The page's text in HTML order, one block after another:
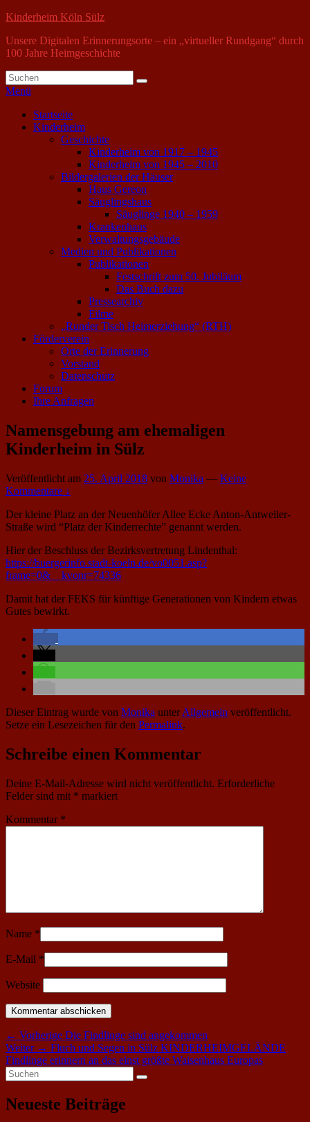
Zum
springen
Kinderheim Köln Sülz
Unsere Digitalen Erinnerungsorte – ein „virtueller Rundgang“ durch
100 Jahre Heimgeschichte
Suche
nach:
Suchen
Menü
Primäres
Menü
Startseite
Kinderheim
Geschichte
Kinderheim von 1917 – 1945
Kinderheim von 1945 – 2010
Bildergalerien der Häuser
Haus Gereon
Säuglingshaus
Säuglinge 1940 – 1959
Krankenhaus
Verwaltungsgebäude
Medien und Publikationen
Publikationen
Festschrift zum 50. Jubiläum
Das Buch dazu
Pressearchiv
Filme
„Runder Tisch Heimerziehung“ (RTH)
Förderverein
Orte der Erinnerung
Vorstand
Datenschutz
Forum
Ihre Anfragen
Namensgebung am ehemaligen
Kinderheim in Sülz
Veröffentlicht am 25. April 2018 von Monika — Keine
Kommentare ↓
Der kleine Platz an der Neuenhöfer Allee Ecke Anton-Antweiler-
Straße wird “Platz der Kinderrechte” genannt werden.
Hier der Beschluss der Bezirksvertretung Lindenthal:
https://buergerinfo.stadt-koeln.de/vo0051.asp?
frame=0&__kvonr=74336
Damit hat der FEKS für künftige Generationen von Kindern etwas
Gutes bewirkt.
Dieser Eintrag wurde von Monika unter Allgemein veröffentlicht.
Setze ein Lesezeichen für den Permalink.
Schreibe einen Kommentar
Deine E-Mail-Adresse wird nicht veröffentlicht. Erforderliche
Felder sind mit * markiert
Kommentar *
Name *
E-Mail *
Website
Beitragsnavigation
← Vorherige Vorheriger
Beitrag:
Die Findlinge sind angekommen
Weiter → Nächster
Beitrag:
Fluch und Segen in Sülz KINDERHEIMGELÄNDE
Findlinge erinnern an das einst größte Waisenhaus Europas
Primärer
Seitenleisten-
Widgetbereich
Suche
nach:
Suchen
Neueste Beiträge